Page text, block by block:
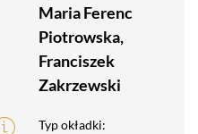
Maria Ferenc
Piotrowska,
Franciszek
Zakrzewski
Typ okładki: